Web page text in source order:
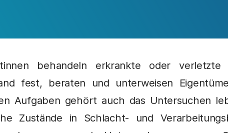
behandeln erkrankte oder
fest, beraten und unterweisen
Aufgaben gehört auch das Untersuchen
Zustände in Schlacht- und